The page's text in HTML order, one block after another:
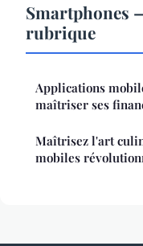
Smartphones
rubrique
Applications
maîtriser ses
Maîtrisez l'art
mobiles